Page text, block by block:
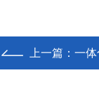
上一篇： 一